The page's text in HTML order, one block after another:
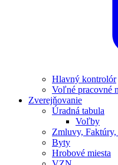
Hlavný kontrolór
Voľné pracovné
Zverejňovanie
Úradná tabula
Voľby
Zmluvy,
Byty
Hrobové miesta